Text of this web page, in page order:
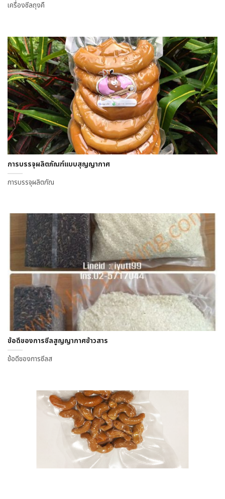
เครื่องซีลถุงคื
การบรรจุผลิตภัณฑ์แบบสุญญากาศ
การบรรจุผลิตภัณ
ข้อดีของการซีลสูญญากาศข้าวสาร
ข้อดีของการซีลส